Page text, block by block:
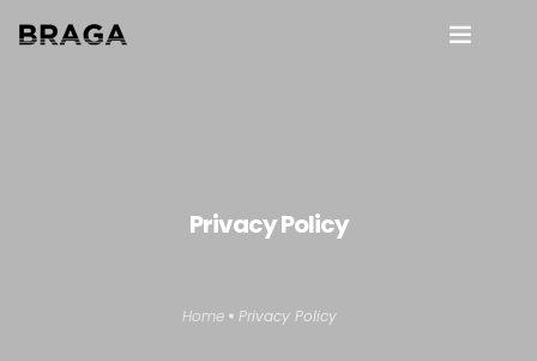
Privacy Policy
Home Privacy Policy